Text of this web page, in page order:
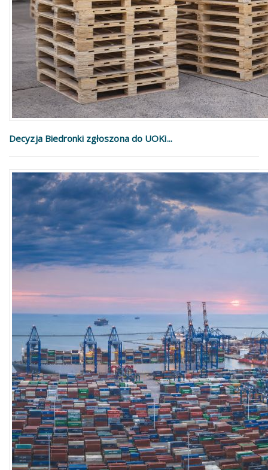
Decyzja Biedronki zgłoszona do UOKi...